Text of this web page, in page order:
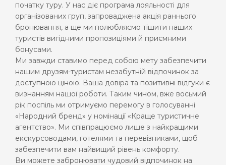
початку туру. У нас діє програма лояльності для
організованих груп, запроваджена акція раннього
бронювання, а ще ми полюбляємо тішити наших
туристів вигідними пропозиціями й приємними
бонусами.
Ми завжди ставимо перед собою мету забезпечити
нашим друзям-туристам незабутній відпочинок за
доступною ціною. Ваша довіра та позитивні відгуки є
визнанням нашої роботи. Таким чином, вже восьмий
рік поспіль ми отримуємо перемогу в голосуванні
«Народний бренд» у номінації «Краще туристичне
агентство». Ми співпрацюємо лише з найкращими
екскурсоводами, готелями та перевізниками, щоб
забезпечити вам найвищий рівень комфорту.
Ви можете забронювати чудовий відпочинок на